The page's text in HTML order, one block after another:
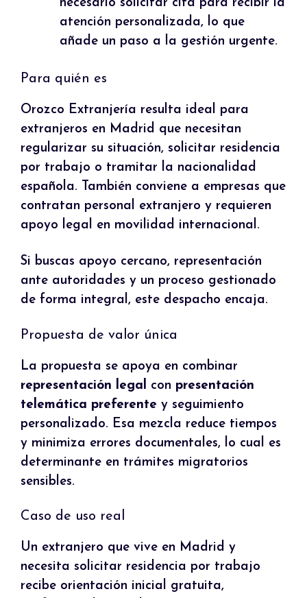
necesario solicitar cita para recibir la
atención personalizada, lo que
añade un paso a la gestión urgente.
Para quién es
Orozco Extranjería resulta ideal para
extranjeros en Madrid que necesitan
regularizar su situación, solicitar residencia
por trabajo o tramitar la nacionalidad
española. También conviene a empresas que
contratan personal extranjero y requieren
apoyo legal en movilidad internacional.
Si buscas apoyo cercano, representación
ante autoridades y un proceso gestionado
de forma integral, este despacho encaja.
Propuesta de valor única
La propuesta se apoya en combinar
representación legal
con presentación
telemática preferente y seguimiento
personalizado. Esa mezcla reduce tiempos
y minimiza errores documentales, lo cual es
determinante en trámites migratorios
sensibles.
Caso de uso real
Un extranjero que vive en Madrid y
necesita solicitar residencia por trabajo
recibe orientación inicial gratuita,